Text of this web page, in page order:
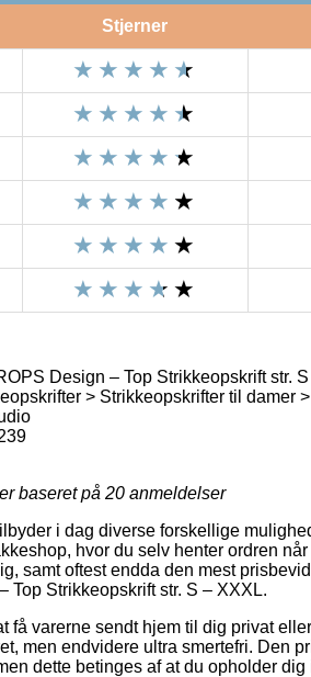
Stjerner
Design – Top Strikkeopskrift str.
> Strikkeopskrifter til damer
baseret på 20 anmeldelser
i dag diverse forskellige
hvor du selv henter ordren
samt oftest endda den mest
Top Strikkeopskrift str. S – XXXL.
få varerne sendt hjem til dig privat
men endvidere ultra smertefri. Den
dette betinges af at du opholder